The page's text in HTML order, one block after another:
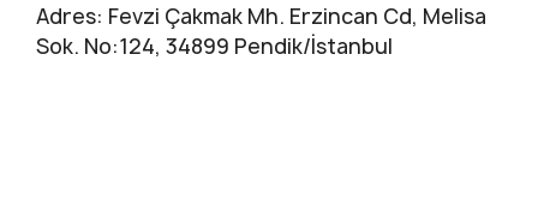
Adres: Fevzi Çakmak Mh. Erzincan Cd, Melisa
Sok. No:124, 34899 Pendik/İstanbul